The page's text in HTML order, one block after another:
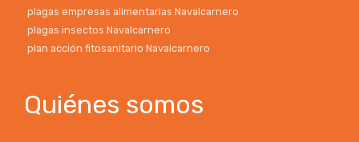
plagas empresas alimentarias Navalcarnero
plagas insectos Navalcarnero
plan acción fitosanitario Navalcarnero
Quiénes somos